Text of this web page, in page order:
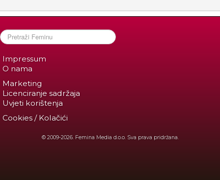
Impressum
O nama
Marketing
Licenciranje sadržaja
Uvjeti korištenja
Cookies / Kolačići
© 2009-2026. Femina Media d.o.o. Sva prava pridržana.